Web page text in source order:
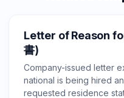
Letter of Reason
書)
Company-issued letter
national is being hired
requested residence